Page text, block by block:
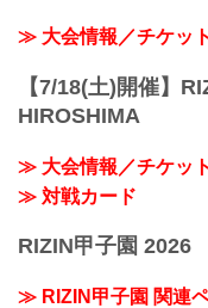
≫ 大会情報／チケット
【7/18(土)開催】
HIROSHIMA
≫ 大会情報／チケット
≫ 対戦カード
RIZIN甲子園 2026
≫ RIZIN甲子園 関連